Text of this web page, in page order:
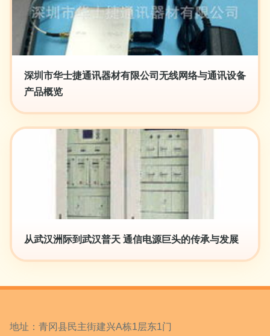
深圳市华士捷通讯器材有限公司无线网络与通讯设备
产品概览
从武汉洲际到武汉普天 通信电源巨头的传承与发展
地址：青冈县民主街建兴A栋1层东1门